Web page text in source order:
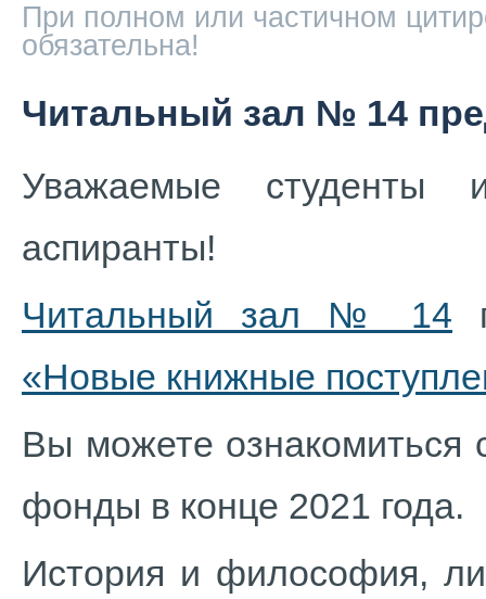
При полном или частичном
обязательна!
Читальный зал № 14
Уважаемые студенты
аспиранты!
Читальный зал № 14
«Новые книжные
Вы можете ознакомиться
фонды в конце 2021 года.
История и философия,